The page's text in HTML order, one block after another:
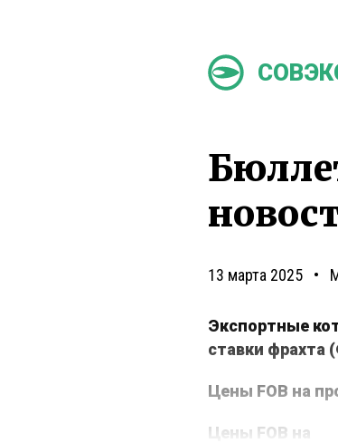
13 марта 2025
Экспортные
ставки фрахта
Цены FOB на
Цены FOB на